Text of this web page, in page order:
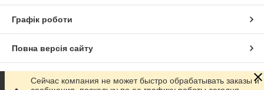
Графік роботи
Повна версія сайту
Сайт створено на маркетплейсі Prom.ua
Сейчас компания не может быстро обрабатывать заказы и